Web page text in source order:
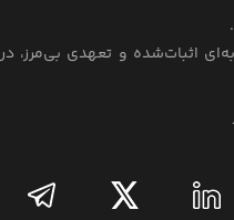
اثبات‌شده و تعهدی بی‌مرز، در